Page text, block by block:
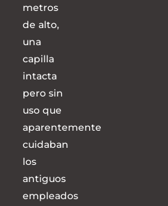
metros
de alto,
una
capilla
intacta
pero sin
uso que
aparentemente
cuidaban
los
antiguos
empleados